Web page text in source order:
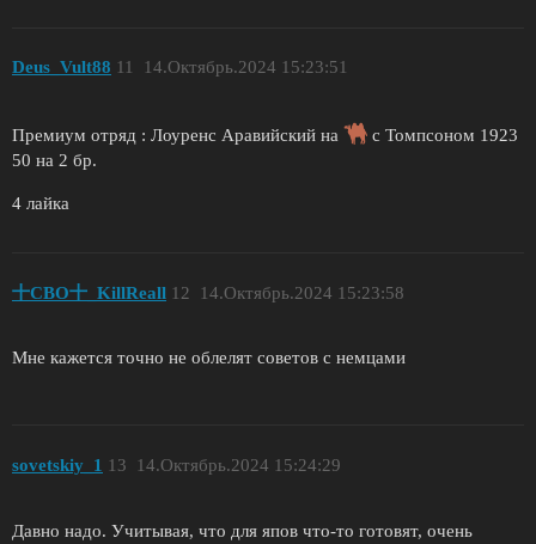
Deus_Vult88 14.Октябрь.2024 15:23:51
11
Премиум отряд : Лоуренс Аравийский на
с Томпсоном 1923
50 на 2 бр.
4 лайка
十СВО十_KillReall 14.Октябрь.2024 15:23:58
12
Мне кажется точно не облелят советов с немцами
sovetskiy_1 14.Октябрь.2024 15:24:29
13
Давно надо. Учитывая, что для япов что-то готовят, очень